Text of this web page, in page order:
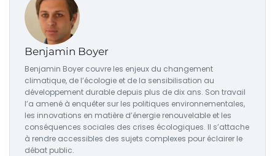
Benjamin Boyer
Benjamin Boyer couvre les enjeux du changement
climatique, de l’écologie et de la sensibilisation au
développement durable depuis plus de dix ans. Son travail
l’a amené à enquêter sur les politiques environnementales,
les innovations en matière d’énergie renouvelable et les
conséquences sociales des crises écologiques. Il s’attache
à rendre accessibles des sujets complexes pour éclairer le
débat public.